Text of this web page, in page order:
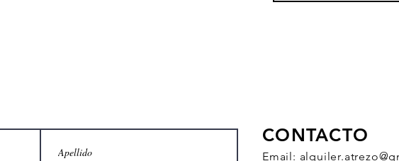
CONTACTO
Email: